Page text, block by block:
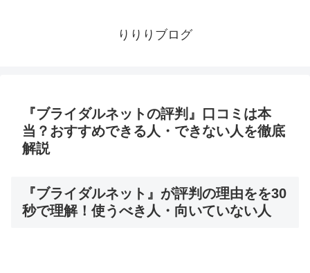
りりりブログ
『ブライダルネットの評判』口コミは本
当？おすすめできる人・できない人を徹底
解説
『ブライダルネット』が評判の理由をを30
秒で理解！使うべき人・向いていない人